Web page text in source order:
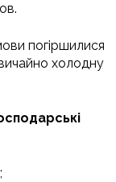
погіршилися
холодну